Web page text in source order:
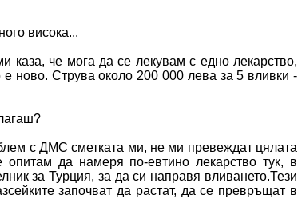
висока...
каза, че мога да се лекувам с едно лекарство,
ново. Струва около 200 000 лева за 5 вливки -
с ДМС сметката ми, не ми превеждат цялата
да намеря по-евтино лекарство тук, в
за Турция, за да си направя вливането.Тези
започват да растат, да се превръщат в